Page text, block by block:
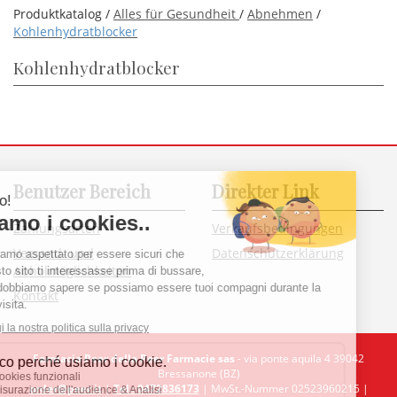
Produktkatalog / Alles für Gesundheit / Abnehmen /
Kohlenhydratblocker
Kohlenhydratblocker
Benutzer Bereich
Zahlungsarten
Versand- und
Abholmöglichkeiten
Kontakt
Direkter Link
Verkaufsbedingungen
Datenschutzerklärung
Farmacia Peer della Peer Farmacie sas - via ponte aquila 4 39042
Bressanone (BZ)
order@peer.it|Tel.: 0472836173 | MwSt.-Nummer 02523960215 |